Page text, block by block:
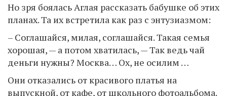
Но зря боялась Аглая рассказать бабушке об этих
планах. Та их встретила как раз с энтузиазмом:
– Соглашайся, милая, соглашайся. Такая семья
хорошая, — а потом хватилась, — Так ведь чай
деньги нужны? Москва… Ох, не осилим …
Они отказались от красивого платья на
выпускной, от кафе, от школьного фотоальбома.